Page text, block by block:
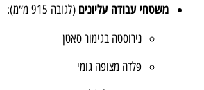
משטחי עבודה עליונים (לגובה 915 מ״מ):
נירוסטה בגימור סאטן
פלדה מצופה גומי